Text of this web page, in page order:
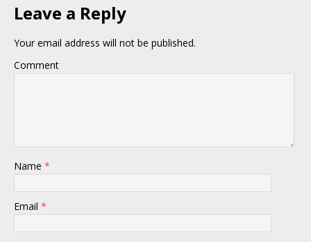
Leave a Reply
Your email address will not be published.
Comment
Name *
Email *